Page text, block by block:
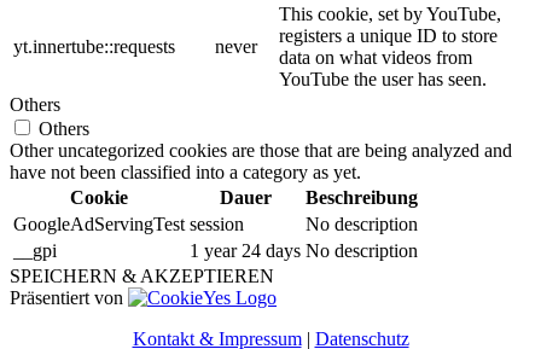
yt.innertube::requests never
This cookie, set by YouTube,
registers a unique ID to store
data on what videos from
YouTube the user has seen.
Others
Others
Other uncategorized cookies are those that are being analyzed and
have not been classified into a category as yet.
Cookie
Dauer
Beschreibung
GoogleAdServingTest session
No description
__gpi
1 year 24 days No description
SPEICHERN & AKZEPTIEREN
Präsentiert von
Kontakt & Impressum| Datenschutz